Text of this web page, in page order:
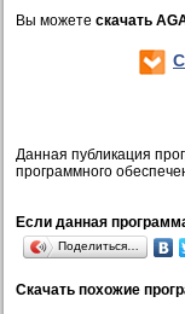
Вы можете скачать
Данная публикация
программного
Если данная
Поделиться…
Скачать похожие